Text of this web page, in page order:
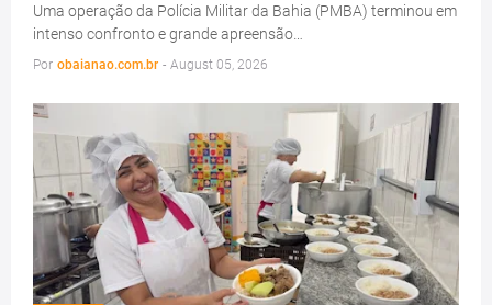
Uma operação da Polícia Militar da Bahia (PMBA) terminou em
intenso confronto e grande apreensão…
Por obaianao.com.br - August 05, 2026